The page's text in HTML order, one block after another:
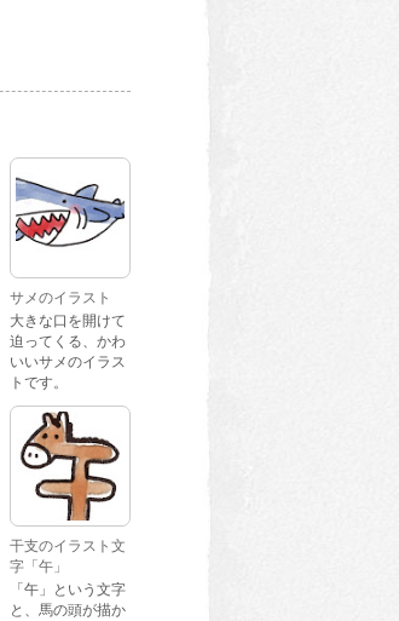
サメのイラスト
大きな口を開けて
迫ってくる、かわ
いいサメのイラス
トです。
干支のイラスト文
字「午」
「午」という文字
と、馬の頭が描か